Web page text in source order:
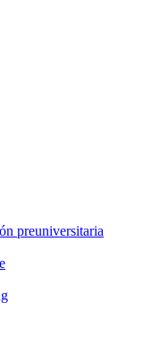
preuniversitaria